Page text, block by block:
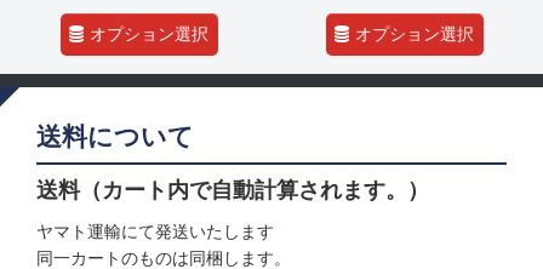
オプション選択 オプション選択
送料について
送料（カート内で自動計算されます。）
ヤマト運輸にて発送いたします
同一カートのものは同梱します。